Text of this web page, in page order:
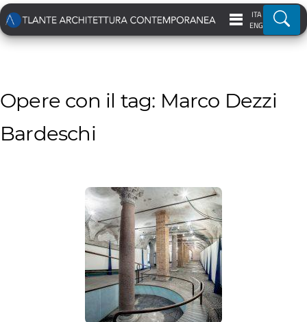
ITA
ENG
Opere con il tag: Marco Dezzi
Bardeschi